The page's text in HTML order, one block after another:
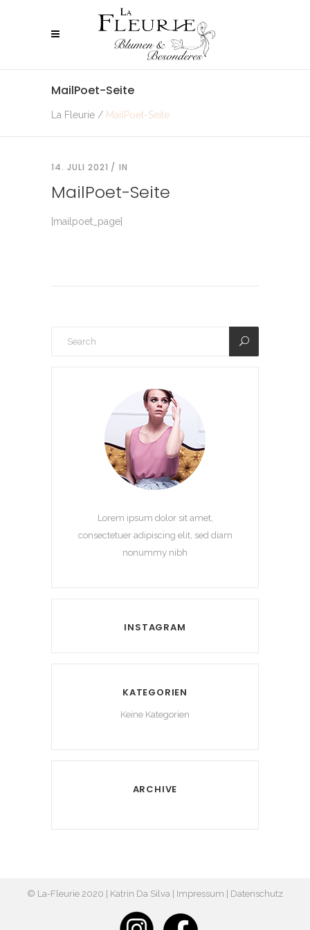
MailPoet-Seite
La Fleurie / MailPoet-Seite
14. JULI 2021 IN
MailPoet-Seite
[mailpoet_page]
Lorem ipsum dolor sit amet,
consectetuer adipiscing elit, sed diam
nonummy nibh
INSTAGRAM
KATEGORIEN
Keine Kategorien
ARCHIVE
© La-Fleurie 2020 | Katrin Da Silva | Impressum Datenschutz